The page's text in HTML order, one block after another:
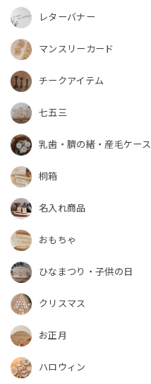
レターバナー
マンスリーカード
チークアイテム
七五三
乳歯・臍の緒・産毛ケース
桐箱
名入れ商品
おもちゃ
ひなまつり・子供の日
クリスマス
お正月
ハロウィン